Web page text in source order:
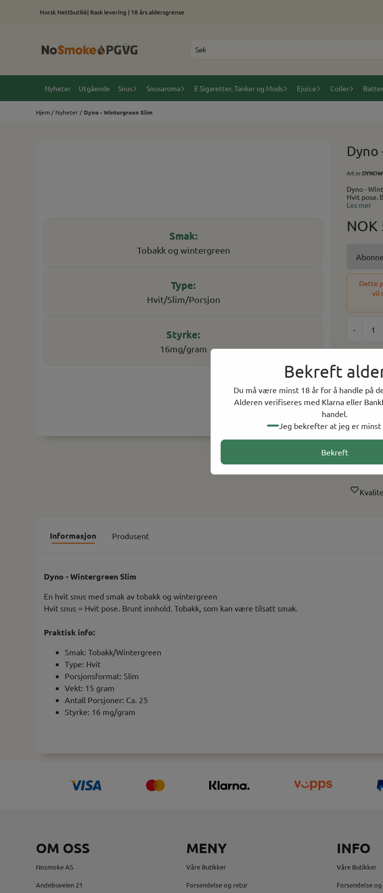
Bekreft
Du må være minst 18 år for å handle på
Alderen verifiseres med Klarna eller
handel.
Jeg bekrefter at jeg er minst
Bekreft
Hopp til innholdNorsk Nettbutikk| Rask levering | 18 års aldersgrense
Nyheter Utgående Snus Snusaroma E Sigaretter, Tanker og Mods Ejuice Coiler
Hjem / Nyheter / Dyno - Wintergreen Slim
Tobakk og wintergreen
Hvit/Slim/Porsjon
16mg/gram
Dyno
Art.nr:
Dyno - Wintergreen Slim En hvit snus
Hvit pose.
Tobakk/Wintergreen Type: Hvit Porsjonsformat:
Les mer
NOK
Dette
vil
-
1
143 På
Informasjon Produsent
Dyno - Wintergreen Slim
En hvit snus med smak av tobakk og wintergreen
Hvit snus = Hvit pose. Brunt innhold. Tobakk, som kan være tilsatt smak.
Praktisk info:
Smak: Tobakk/Wintergreen
Type: Hvit
Porsjonsformat: Slim
Vekt: 15 gram
Antall Porsjoner: Ca. 25
Styrke: 16 mg/gram
OM OSS
Nosmoke AS
Andebuveien 21
MENY
Våre Butikker
Forsendelse og retur
INFO
Våre Butikker
Forsendelse